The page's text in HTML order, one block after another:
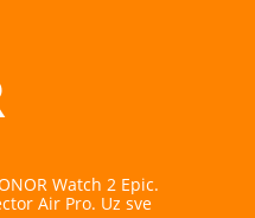
Watch 2 Epic.
Air Pro. Uz sve